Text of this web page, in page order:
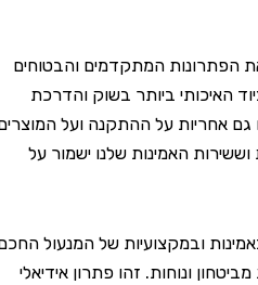
המתקדמים והבטוחים
ביותר בשוק והדרכת
על ההתקנה ועל המוצרים
האמינות שלנו ישמור על
ובמקצועיות של המנעול החכם
ונוחות. זהו פתרון אידיאלי